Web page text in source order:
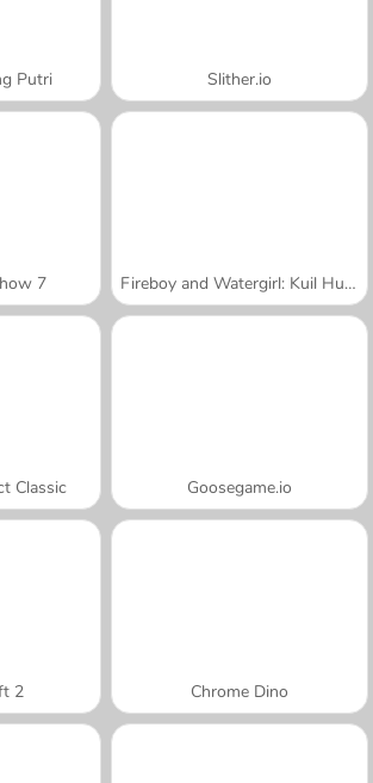
Putri Slither.io
7 Fireboy and Watergirl: Kuil Hutan
Classic Goosegame.io
2 Chrome Dino